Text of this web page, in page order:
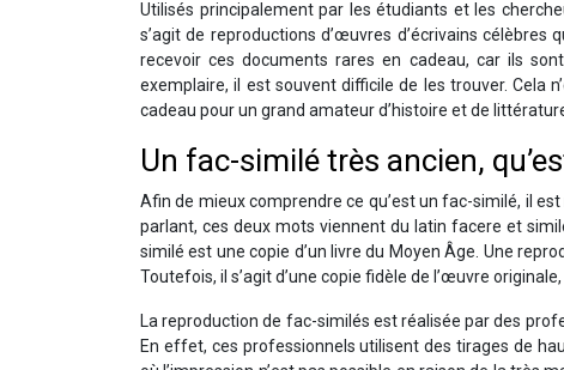
Utilisés principalement par les étudiants et les
s’agit de reproductions d’œuvres d’écrivains
recevoir ces documents rares en cadeau, car ils
exemplaire, il est souvent difficile de les trouver. Cela
cadeau pour un grand amateur d’histoire et de
Un fac-similé très ancien,
Afin de mieux comprendre ce qu’est un fac-similé, il
parlant, ces deux mots viennent du latin facere et
similé est une copie d’un livre du Moyen Âge. Une
Toutefois, il s’agit d’une copie fidèle de l’œuvre
La reproduction de fac-similés est réalisée par des
En effet, ces professionnels utilisent des tirages de